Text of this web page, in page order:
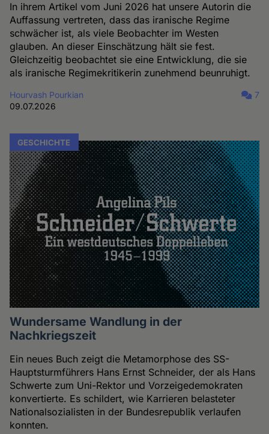
In ihrem Artikel vom Juni 2026 hat unsere Autorin die
Auffassung vertreten, dass das iranische Regime
schwächer ist, als viele Beobachter im Westen
glauben. An dieser Einschätzung hält sie fest.
Gleichzeitig beobachtet sie eine Entwicklung, die sie
als iranische Regimekritikerin zunehmend beunruhigt.
Hourvash Pourkian
09.07.2026
7
GESCHICHTE
Wundersame Wandlung in der
Nachkriegszeit
Ein neues Buch zeigt die Metamorphose des SS-
Hauptsturmführers Hans Ernst Schneider, der als Hans
Schwerte zum Uni-Rektor und Vorzeigedemokraten
konvertierte. Es schildert, wie Karrieren belasteter
Nationalsozialisten in der Bundesrepublik verlaufen
konnten.